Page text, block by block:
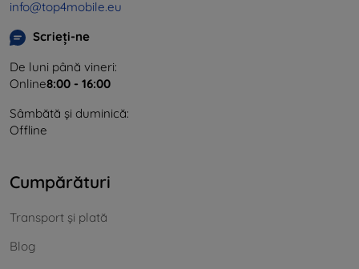
info@top4mobile.eu
Scrieți-ne
De luni până vineri:
Online8:00 - 16:00
Sâmbătă și duminică:
Offline
Cumpărături
Transport și plată
Blog